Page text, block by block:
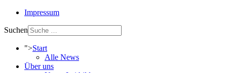
Impressum
Suchen
">Start
Alle News
Über uns